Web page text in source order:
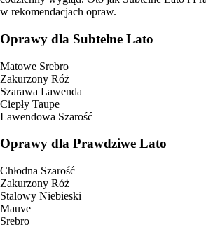
w rekomendacjach opraw.
Oprawy dla Subtelne Lato
Matowe Srebro
Zakurzony Róż
Szarawa Lawenda
Ciepły Taupe
Lawendowa Szarość
Oprawy dla Prawdziwe Lato
Chłodna Szarość
Zakurzony Róż
Stalowy Niebieski
Mauve
Srebro